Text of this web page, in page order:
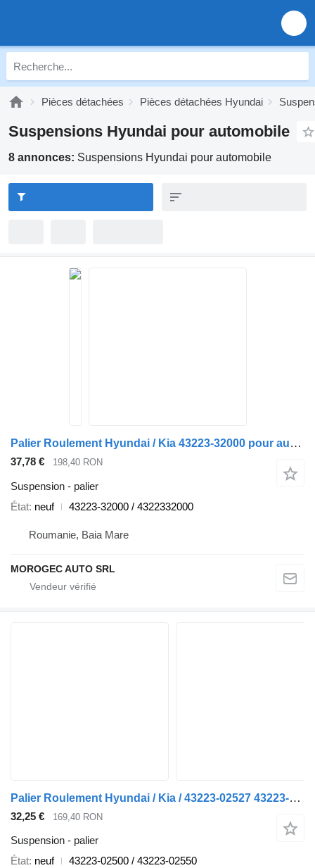
Pièces détachées Pièces détachées Hyundai
Suspensions Hyundai pour automobile
8 annonces: Suspensions Hyundai pour automobile
Palier Roulement Hyundai / Kia 43223-32000 pour automobile Hyundai Tucson
37,78 € 198,40 RON
Suspension - palier
État neuf 43223-32000 / 4322332000
Roumanie, Baia Mare
MOROGEC AUTO SRL
Palier Roulement Hyundai / Kia / 43223-02527 43223-02500 pour automobile Hyundai Tucson/IX35
32,25 € 169,40 RON
Suspension - palier
État neuf 43223-02500 / 43223-02550